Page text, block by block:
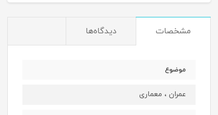
مشخصات دیدگاه‌ها
موضوع
عمران ، معماری